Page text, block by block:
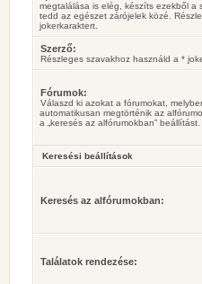
megtalálása is elég, készíts ezekből a
tedd az egészet zárójelek közé.
jokerkaraktert.
Szerző:
Részleges szavakhoz használd a *
Fórumok:
Válaszd ki azokat a fórumokat,
automatikusan megtörténik az
a „keresés az alfórumokban” beállítást.
Keresési beállítások
Keresés az alfórumokban:
Találatok rendezése: